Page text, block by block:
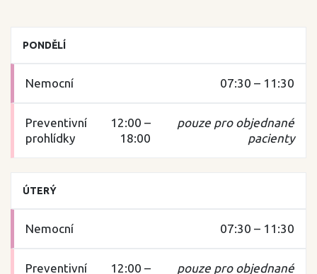
PONDĚLÍ
07:30 – 11:30
12:00 –
18:00
pouze pro objednané
pacienty
ÚTERÝ
07:30 – 11:30
12:00 – pouze pro objednané